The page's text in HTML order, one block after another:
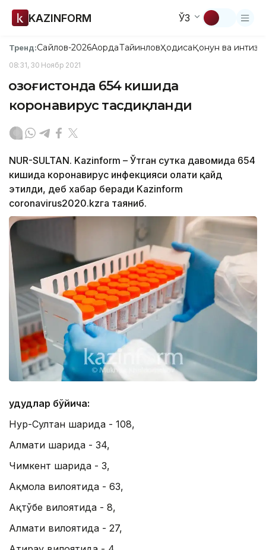
KAZINFORM ЎЗ
Тренд:Сайлов-2026АқордаТайинловҲодисаҚонун ва
08:31, 30 Ноябр 2021
Қозоғистонда 654 кишида
коронавирус тасдиқланди
NUR-SULTAN. Kazinform – Ўтган сутка давомида 654
кишида коронавирус инфекцияси ҳолати қайд
этилди, деб хабар беради Kazinform
coronavirus2020.kzга таяниб.
Ҳудудлар бўйича:
Нур-Султан шаҳрида - 108,
Алмати шаҳрида - 34,
Чимкент шаҳрида - 3,
Ақмола вилоятида - 63,
Ақтўбе вилоятида - 8,
Алмати вилоятида - 27,